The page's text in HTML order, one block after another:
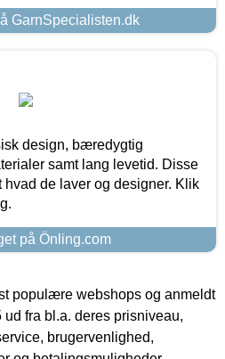
GarnSpecialisten.dk
design, bæredygtig
samt lang levetid. Disse
de laver og designer. Klik
på Önling.com
populære webshops og anmeldt
fra bl.a. deres prisniveau,
brugervenlighed,